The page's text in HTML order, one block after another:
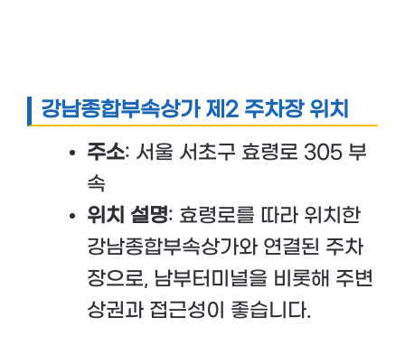
강남종합부속상가 제2 주차장 위치
주소: 서울 서초구 효령로 305 부
속
위치 설명: 효령로를 따라 위치한
강남종합부속상가와 연결된 주차
장으로, 남부터미널을 비롯해 주변
상권과 접근성이 좋습니다.